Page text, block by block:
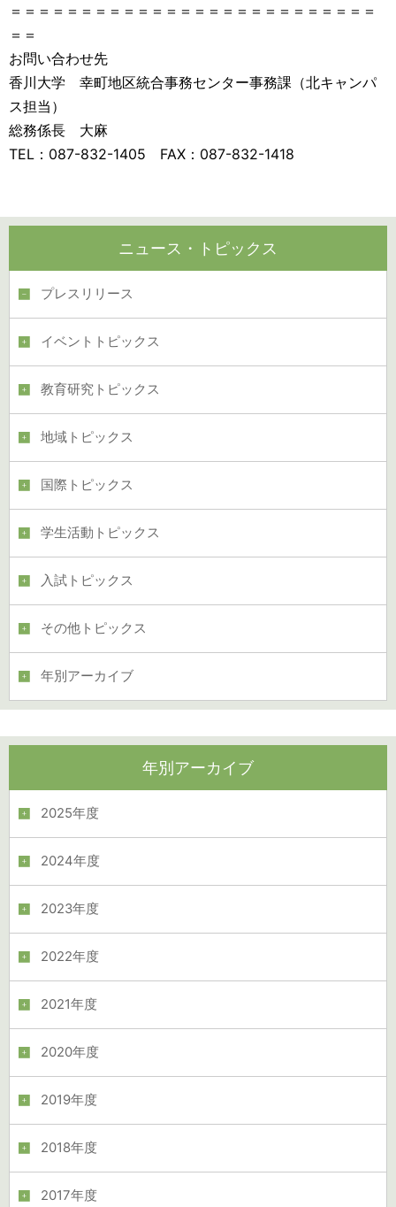
＝＝＝＝＝＝＝＝＝＝＝＝＝＝＝＝＝＝＝＝＝＝＝＝＝＝
＝＝
お問い合わせ先
香川大学 幸町地区統合事務センター事務課（北キャンパ
ス担当）
総務係長 大麻
TEL：087-832-1405 FAX：087-832-1418
ニュース・トピックス
プレスリリース
イベントトピックス
教育研究トピックス
地域トピックス
国際トピックス
学生活動トピックス
入試トピックス
その他トピックス
年別アーカイブ
年別アーカイブ
2025年度
2024年度
2023年度
2022年度
2021年度
2020年度
2019年度
2018年度
2017年度